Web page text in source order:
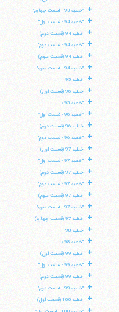
+ "خطبه 93 - قسمت چهارم"
+ "خطبه 94 - قسمت اول"
+ خطبه 94 (قسمت دوم)
+ "خطبه 94 - قسمت دوم"
+ خطبه 94 (قسمت سوم)
+ "خطبه 94 - قسمت سوم"
+ خطبه 95
+ خطبه 96 (قسمت اول)
+ "خطبه 95»
+ "خطبه 96 - قسمت اول"
+ خطبه 96 (قسمت دوم)
+ "خطبه 96 - قسمت دوم"
+ خطبه 97 (قسمت اول)
+ "خطبه 97 - قسمت اول"
+ خطبه 97 (قسمت دوم)
+ "خطبه 97 - قسمت دوم"
+ خطبه 97 (قسمت سوم)
+ "خطبه 97 - قسمت سوم"
+ خطبه 97 (قسمت چهارم)
+ خطبه 98
+ "خطبه 98»
+ خطبه 99 (قسمت اول)
+ "خطبه 99 - قسمت اول"
+ خطبه 99 (قسمت دوم)
+ "خطبه 99 - قسمت دوم"
+ خطبه 100 (قسمت اول)